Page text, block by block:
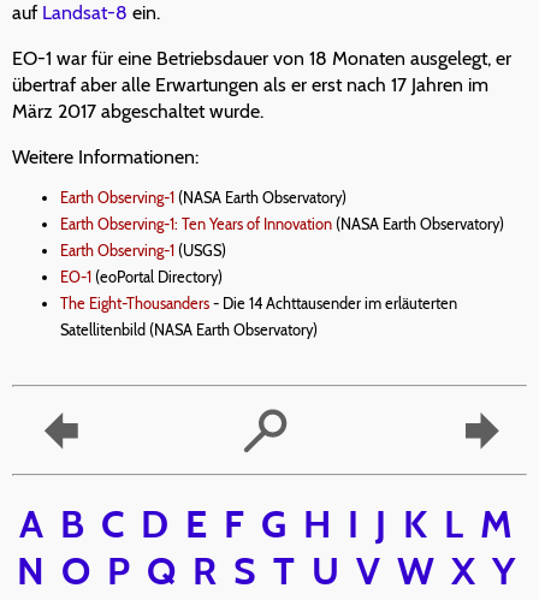
auf Landsat-8 ein.
EO-1 war für eine Betriebsdauer von 18 Monaten ausgelegt, er
übertraf aber alle Erwartungen als er erst nach 17 Jahren im
März 2017 abgeschaltet wurde.
Weitere Informationen:
Earth Observing-1 (NASA Earth Observatory)
Earth Observing-1: Ten Years of Innovation (NASA Earth Observatory)
Earth Observing-1 (USGS)
EO-1 (eoPortal Directory)
The Eight-Thousanders - Die 14 Achttausender im erläuterten
Satellitenbild (NASA Earth Observatory)
A B C D E F G H I J K L M
N O P Q R S T U V W X Y